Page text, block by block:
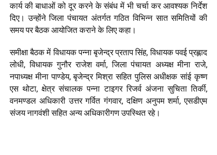
कार्य की बाधाओं को दूर करने के संबंध में भी चर्चा कर आवश्यक निर्देश
दिए। उन्होंने जिला पंचायत अंतर्गत गठित विभिन्न सात समितियों की
समय पर बैठक आयोजित कराने के लिए कहा।
समीक्षा बैठक में विधायक पन्ना बृजेन्द्र प्रताप सिंह, विधायक पवई प्रह्लाद
लोधी, विधायक गुनौर राजेश वर्मा, जिला पंचायत अध्यक्ष मीना राजे,
नपाध्यक्ष मीना पाण्डेय, बृजेन्द्र मिश्रा सहित पुलिस अधीक्षक सांई कृष्ण
एस थोटा, क्षेत्र संचालक पन्ना टाइगर रिजर्व अंजना सुचिता तिर्की,
वनमण्डल अधिकारी उत्तर गर्वित गंगवार, दक्षिण अनुपम शर्मा, एसडीएम
संजय नागवंशी सहित अन्य अधिकारीगण उपस्थित रहे।